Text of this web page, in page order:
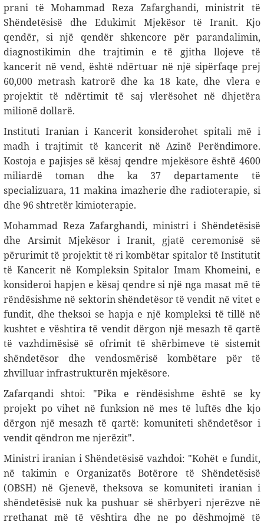
prani të Mohammad Reza Zafarghandi, ministrit të
Shëndetësisë dhe Edukimit Mjekësor të Iranit. Kjo
qendër, si një qendër shkencore për parandalimin,
diagnostikimin dhe trajtimin e të gjitha llojeve të
kancerit në vend, është ndërtuar në një sipërfaqe prej
60,000 metrash katrorë dhe ka 18 kate, dhe vlera e
projektit të ndërtimit të saj vlerësohet në dhjetëra
milionë dollarë.
Instituti Iranian i Kancerit konsiderohet spitali më i
madh i trajtimit të kancerit në Azinë Perëndimore.
Kostoja e pajisjes së kësaj qendre mjekësore është 4600
miliardë toman dhe ka 37 departamente të
specializuara, 11 makina imazherie dhe radioterapie, si
dhe 96 shtretër kimioterapie.
Mohammad Reza Zafarghandi, ministri i Shëndetësisë
dhe Arsimit Mjekësor i Iranit, gjatë ceremonisë së
përurimit të projektit të ri kombëtar spitalor të Institutit
të Kancerit në Kompleksin Spitalor Imam Khomeini, e
konsideroi hapjen e kësaj qendre si një nga masat më të
rëndësishme në sektorin shëndetësor të vendit në vitet e
fundit, dhe theksoi se hapja e një kompleksi të tillë në
kushtet e vështira të vendit dërgon një mesazh të qartë
të vazhdimësisë së ofrimit të shërbimeve të sistemit
shëndetësor dhe vendosmërisë kombëtare për të
zhvilluar infrastrukturën mjekësore.
Zafarqandi shtoi: "Pika e rëndësishme është se ky
projekt po vihet në funksion në mes të luftës dhe kjo
dërgon një mesazh të qartë: komuniteti shëndetësor i
vendit qëndron me njerëzit".
Ministri iranian i Shëndetësisë vazhdoi: "Kohët e fundit,
në takimin e Organizatës Botërore të Shëndetësisë
(OBSH) në Gjenevë, theksova se komuniteti iranian i
shëndetësisë nuk ka pushuar së shërbyeri njerëzve në
rrethanat më të vështira dhe ne po dëshmojmë të